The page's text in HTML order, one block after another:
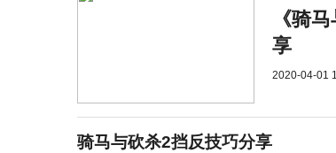
《骑
享
2020-04-01
骑马与砍杀2挡反技巧分享